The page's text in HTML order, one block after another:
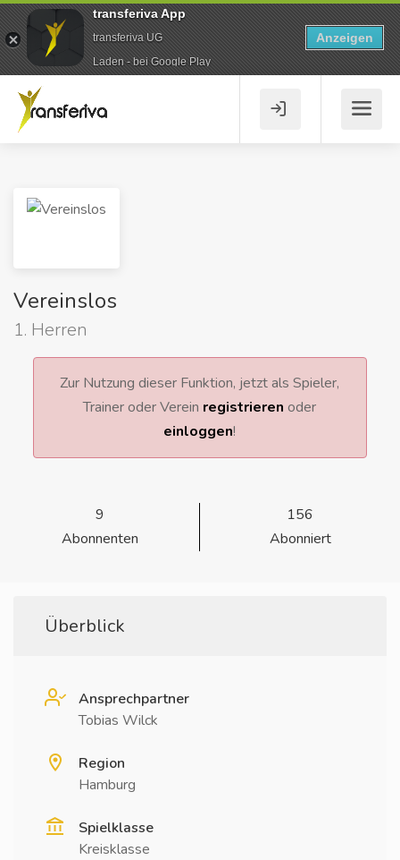
Vereinslos
1. Herren
Zur Nutzung dieser Funktion, jetzt als Spieler,
Trainer oder Verein registrieren oder
einloggen!
9
Abonnenten
156
Abonniert
Überblick
Ansprechpartner
Tobias Wilck
Region
Hamburg
Spielklasse
Kreisklasse
transferiva App
transferiva UG
Laden - bei Google Play
Anzeigen